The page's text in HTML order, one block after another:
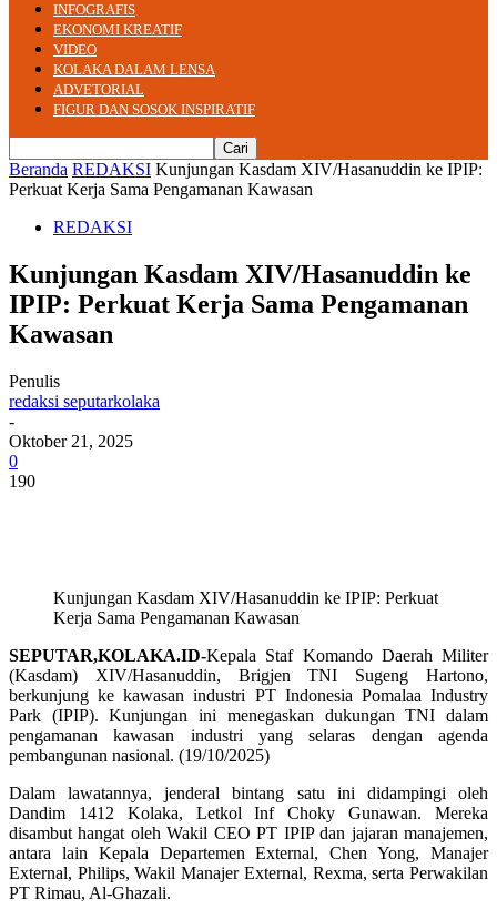
INFOGRAFIS
EKONOMI KREATIF
VIDEO
KOLAKA DALAM LENSA
ADVETORIAL
FIGUR DAN SOSOK INSPIRATIF
Beranda REDAKSI Kunjungan Kasdam XIV/Hasanuddin ke IPIP:
Perkuat Kerja Sama Pengamanan Kawasan
REDAKSI
Kunjungan Kasdam XIV/Hasanuddin ke
IPIP: Perkuat Kerja Sama Pengamanan
Kawasan
Penulis
redaksi seputarkolaka
-
Oktober 21, 2025
0
190
Kunjungan Kasdam XIV/Hasanuddin ke IPIP: Perkuat
Kerja Sama Pengamanan Kawasan
SEPUTAR,KOLAKA.ID-Kepala Staf Komando Daerah Militer
(Kasdam) XIV/Hasanuddin, Brigjen TNI Sugeng Hartono,
berkunjung ke kawasan industri PT Indonesia Pomalaa Industry
Park (IPIP). Kunjungan ini menegaskan dukungan TNI dalam
pengamanan kawasan industri yang selaras dengan agenda
pembangunan nasional. (19/10/2025)
Dalam lawatannya, jenderal bintang satu ini didampingi oleh
Dandim 1412 Kolaka, Letkol Inf Choky Gunawan. Mereka
disambut hangat oleh Wakil CEO PT IPIP dan jajaran manajemen,
antara lain Kepala Departemen External, Chen Yong, Manajer
External, Philips, Wakil Manajer External, Rexma, serta Perwakilan
PT Rimau, Al-Ghazali.